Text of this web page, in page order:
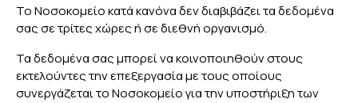
Το Νοσοκομείο κατά κανόνα δεν διαβιβάζει τα δεδομένα
σας σε τρίτες χώρες ή σε διεθνή οργανισμό.
Τα δεδομένα σας μπορεί να κοινοποιηθούν στους
εκτελούντες την επεξεργασία με τους οποίους
συνεργάζεται το Νοσοκομείο για την υποστήριξη των